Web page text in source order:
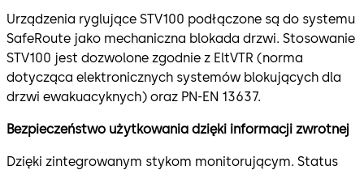
Urządzenia ryglujące STV100 podłączone są do systemu
SafeRoute jako mechaniczna blokada drzwi. Stosowanie
STV100 jest dozwolone zgodnie z EltVTR (norma
dotycząca elektronicznych systemów blokujących dla
drzwi ewakuacyknych) oraz PN-EN 13637.
Bezpieczeństwo użytkowania dzięki informacji zwrotnej
Dzięki zintegrowanym stykom monitorującym. Status